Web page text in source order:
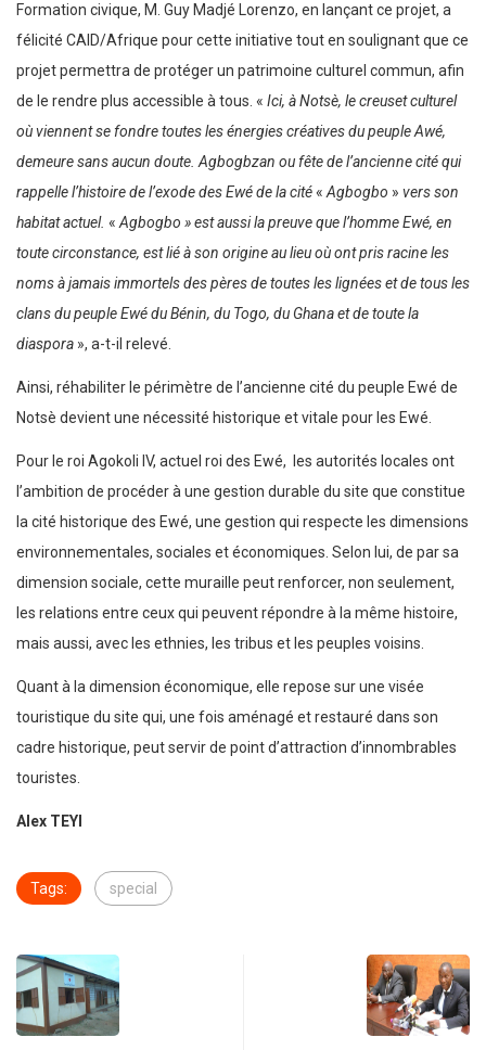
Formation civique, M. Guy Madjé Lorenzo, en lançant ce projet, a
félicité CAID/Afrique pour cette initiative tout en soulignant que ce
projet permettra de protéger un patrimoine culturel commun, afin
de le rendre plus accessible à tous. « Ici, à Notsè, le creuset culturel
où viennent se fondre toutes les énergies créatives du peuple Awé,
demeure sans aucun doute. Agbogbzan ou fête de l’ancienne cité qui
rappelle l’histoire de l’exode des Ewé de la cité«Agbogbo » vers son
habitat actuel. «Agbogbo » est aussi la preuve que l’homme Ewé, en
toute circonstance, est lié à son origine au lieu où ont pris racine les
noms à jamais immortels des pères de toutes les lignées et de tous les
clans du peuple Ewé du Bénin, du Togo, du Ghana et de toute la
diaspora », a-t-il relevé.
Ainsi, réhabiliter le périmètre de l’ancienne cité du peuple Ewé de
Notsè devient une nécessité historique et vitale pour les Ewé.
Pour le roi Agokoli IV, actuel roi des Ewé, les autorités locales ont
l’ambition de procéder à une gestion durable du site que constitue
la cité historique des Ewé, une gestion qui respecte les dimensions
environnementales, sociales et économiques. Selon lui, de par sa
dimension sociale, cette muraille peut renforcer, non seulement,
les relations entre ceux qui peuvent répondre à la même histoire,
mais aussi, avec les ethnies, les tribus et les peuples voisins.
Quant à la dimension économique, elle repose sur une visée
touristique du site qui, une fois aménagé et restauré dans son
cadre historique, peut servir de point d’attraction d’innombrables
touristes.
Alex TEYI
Tags: special